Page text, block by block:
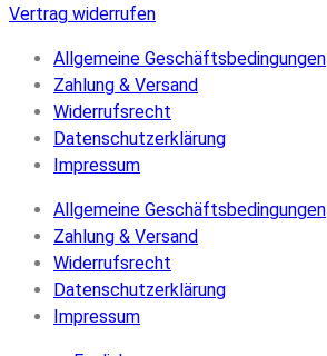
Vertrag widerrufen
Allgemeine Geschäftsbedingungen
Zahlung & Versand
Widerrufsrecht
Datenschutzerklärung
Impressum
Allgemeine Geschäftsbedingungen
Zahlung & Versand
Widerrufsrecht
Datenschutzerklärung
Impressum